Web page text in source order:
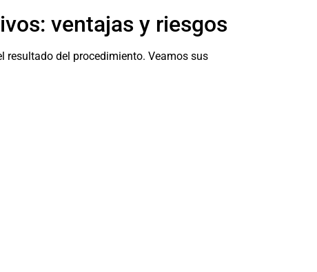
ventajas y riesgos
resultado del procedimiento. Veamos sus